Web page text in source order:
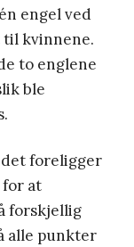
engel ved
til kvinnene.
to englene
ble
det foreligger
for at
forskjellig
alle punkter